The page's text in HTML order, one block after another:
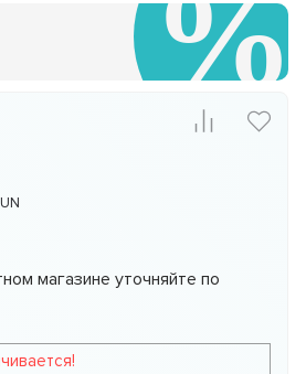
магазине уточняйте по